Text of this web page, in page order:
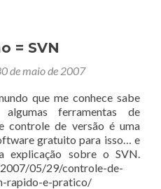
= SVN
de maio de 2007
que me conhece sabe
ferramentas de
controle de versão é uma
gratuito para isso… e
explicação sobre o SVN.
05/29/controle-de-
rapido-e-pratico/